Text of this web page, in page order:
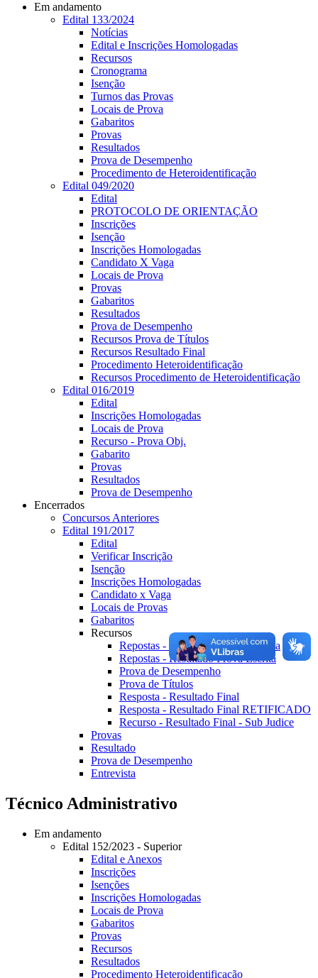
Em andamento
Edital 133/2024
Notícias
Edital e Inscrições Homologadas
Recursos
Cronograma
Isenção
Turnos das Provas
Locais de Prova
Gabaritos
Provas
Resultados
Prova de Desempenho
Procedimento de Heteroidentificação
Edital 049/2020
Edital
PROTOCOLO DE ORIENTAÇÃO
Inscrições
Isenção
Inscrições Homologadas
Candidato X Vaga
Locais de Prova
Provas
Gabaritos
Resultados
Prova de Desempenho
Recursos Prova de Títulos
Recursos Resultado Final
Procedimento Heteroidentificação
Recursos Procedimento de Heteroidentificação
Edital 016/2019
Edital
Inscrições Homologadas
Locais de Prova
Recurso - Prova Obj.
Gabarito
Provas
Resultados
Prova de Desempenho
Encerrados
Concursos Anteriores
Edital 191/2017
Edital
Verificar Inscrição
Isenção
Inscrições Homologadas
Candidato x Vaga
Locais de Provas
Gabaritos
Recursos
Repostas - Questões Prova Objetiva
Repostas - Resultado Prova Escrita
Prova de Desempenho
Prova de Títulos
Resposta - Resultado Final
Resposta - Resultado Final RETIFICADO
Recurso - Resultado Final - Sub Judice
Provas
Resultado
Prova de Desempenho
Entrevista
Técnico Administrativo
Em andamento
Edital 152/2023 - Superior
Edital e Anexos
Inscrições
Isenções
Inscrições Homologadas
Locais de Prova
Gabaritos
Provas
Recursos
Resultados
Procedimento Heteroidentificação